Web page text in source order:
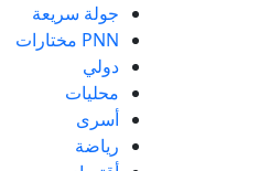
جولة سريعة
PNN مختارات
دولي
محليات
أسرى
رياضة